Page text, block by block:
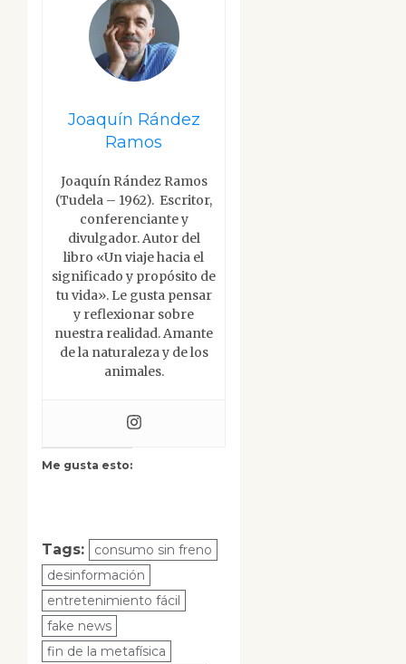
Joaquín Rández
Ramos
Joaquín Rández Ramos
(Tudela – 1962). Escritor,
conferenciante y
divulgador. Autor del
libro «Un viaje hacia el
significado y propósito de
tu vida». Le gusta pensar
y reflexionar sobre
nuestra realidad. Amante
de la naturaleza y de los
animales.
Me gusta esto:
Tags:
consumo sin freno
desinformación
entretenimiento fácil
fake news
fin de la metafísica